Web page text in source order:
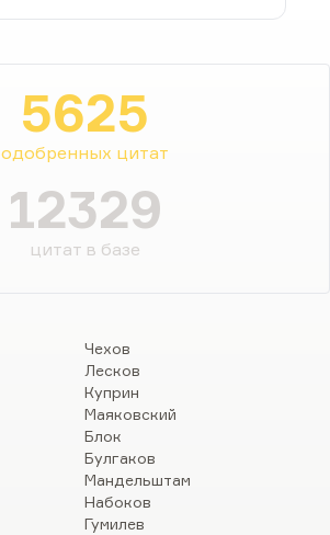
5625
одобренных цитат
12329
цитат в базе
Чехов
Лесков
Куприн
Маяковский
Блок
Булгаков
Мандельштам
Набоков
Гумилев